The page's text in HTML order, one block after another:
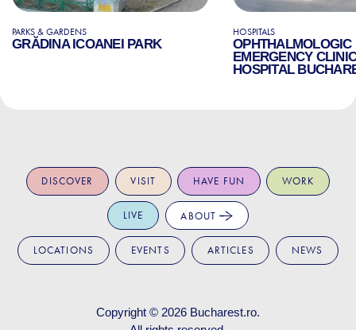
PARKS & GARDENS
GRĂDINA ICOANEI PARK
HOSPITALS
OPHTHALMOLOGIC
EMERGENCY
HOSPITAL
DISCOVER VISIT HAVE FUN WORK
LIVE ABOUT
LOCATIONS EVENTS ARTICLES NEWS
Copyright © 2026 Bucharest.ro.